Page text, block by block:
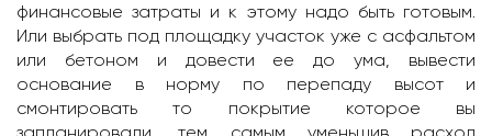
финансовые затраты и к этому надо быть готовым.
Или выбрать под площадку участок уже с асфальтом
или бетоном и довести ее до ума, вывести
основание в норму по перепаду высот и
смонтировать то покрытие которое вы